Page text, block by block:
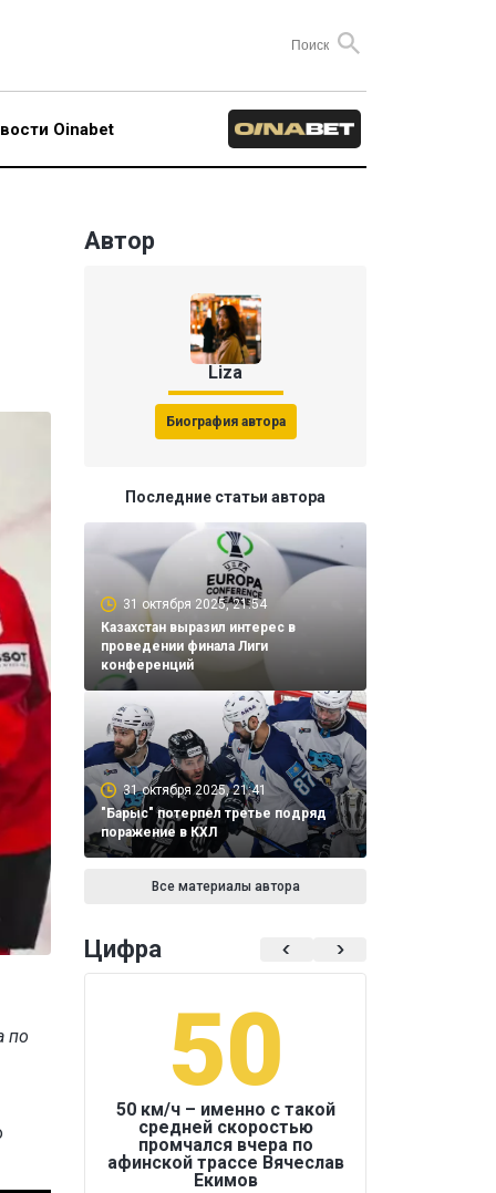
Oinabet
по
Автор
Liza
Биография автора
Последние статьи автора
31 октября 2025, 21:54
Казахстан выразил интерес в
проведении финала Лиги
конференций
31 октября 2025, 21:41
"Барыс" потерпел третье подряд
поражение в КХЛ
Все материалы автора
Цифра
50
50 км/ч – именно с такой
средней скоростью
промчался вчера по
афинской трассе Вячеслав
Екимов